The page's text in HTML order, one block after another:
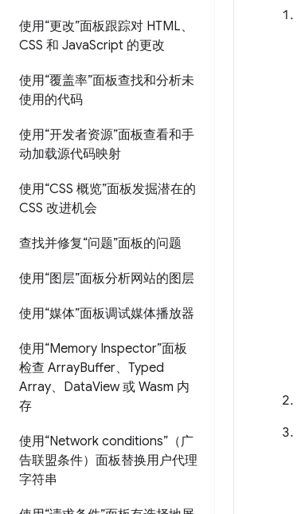
使用“更改”面板跟踪对 HTML、
CSS 和 JavaScript 的更改
使用“覆盖率”面板查找和分析未
使用的代码
使用“开发者资源”面板查看和手
动加载源代码映射
使用“CSS 概览”面板发掘潜在的
CSS 改进机会
查找并修复“问题”面板的问题
使用“图层”面板分析网站的图层
使用“媒体”面板调试媒体播放器
使用“Memory Inspector”面板
检查 ArrayBuffer、Typed
Array、DataView 或 Wasm 内
存
使用“Network conditions”（广
告联盟条件）面板替换用户代理
字符串